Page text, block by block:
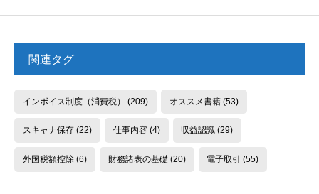
関連タグ
インボイス制度（消費税） (209) オススメ書籍(53)
スキャナ保存(22) 仕事内容(4) 収益認識 (29)
外国税額控除(6) 財務諸表の基礎 (20) 電子取引 (55)